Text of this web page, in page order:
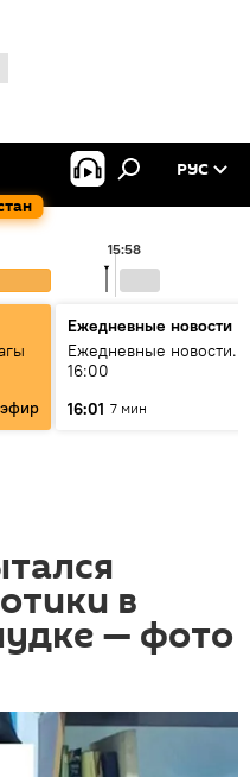
РУС
15:58
эфир
Ежедневные новости
Ежедневные новости.
16:00
16:01 7 мин
в
— фото